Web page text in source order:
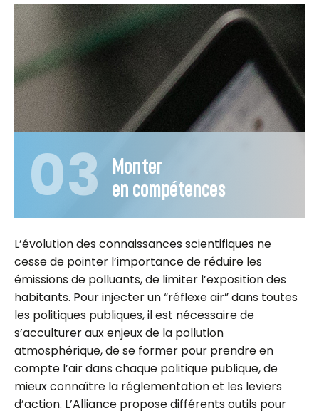
03 Monter
en compétences
L’évolution des connaissances scientifiques ne
cesse de pointer l’importance de réduire les
émissions de polluants, de limiter l’exposition des
habitants. Pour injecter un “réflexe air” dans toutes
les politiques publiques, il est nécessaire de
s’acculturer aux enjeux de la pollution
atmosphérique, de se former pour prendre en
compte l’air dans chaque politique publique, de
mieux connaître la réglementation et les leviers
d’action. L’Alliance propose différents outils pour